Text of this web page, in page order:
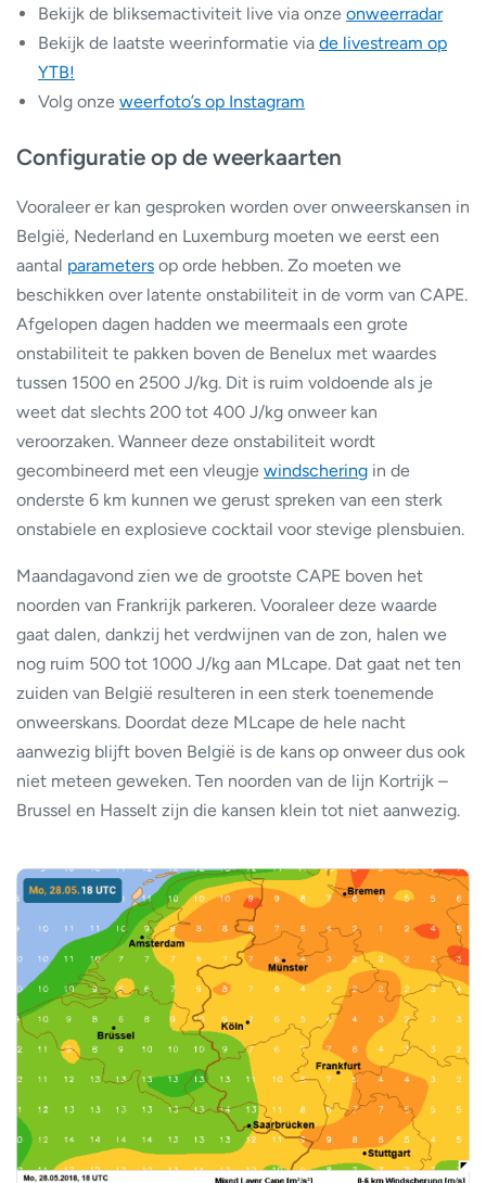
Bekijk de bliksemactiviteit live via onze onweerradar
Bekijk de laatste weerinformatie via de livestream op
YTB!
Volg onze weerfoto’s op Instagram
Configuratie op de weerkaarten
Vooraleer er kan gesproken worden over onweerskansen in
België, Nederland en Luxemburg moeten we eerst een
aantal parameters op orde hebben. Zo moeten we
beschikken over latente onstabiliteit in de vorm van CAPE.
Afgelopen dagen hadden we meermaals een grote
onstabiliteit te pakken boven de Benelux met waardes
tussen 1500 en 2500 J/kg. Dit is ruim voldoende als je
weet dat slechts 200 tot 400 J/kg onweer kan
veroorzaken. Wanneer deze onstabiliteit wordt
gecombineerd met een vleugje windschering in de
onderste 6 km kunnen we gerust spreken van een sterk
onstabiele en explosieve cocktail voor stevige plensbuien.
Maandagavond zien we de grootste CAPE boven het
noorden van Frankrijk parkeren. Vooraleer deze waarde
gaat dalen, dankzij het verdwijnen van de zon, halen we
nog ruim 500 tot 1000 J/kg aan MLcape. Dat gaat net ten
zuiden van België resulteren in een sterk toenemende
onweerskans. Doordat deze MLcape de hele nacht
aanwezig blijft boven België is de kans op onweer dus ook
niet meteen geweken. Ten noorden van de lijn Kortrijk –
Brussel en Hasselt zijn die kansen klein tot niet aanwezig.